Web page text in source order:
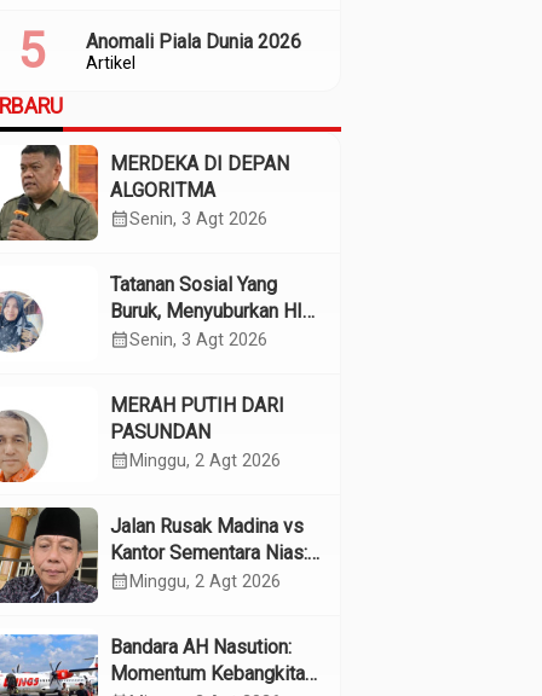
Artikel
Anomali Piala Dunia 2026
MERDEKA DI DEPAN
ALGORITMA
calendar_monthSenin, 3 Agt 2026
Tatanan Sosial Yang
Buruk, Menyuburkan HIV
Pada Remaja
calendar_monthSenin, 3 Agt 2026
MERAH PUTIH DARI
PASUNDAN
calendar_month Minggu, 2 Agt 2026
Jalan Rusak Madina vs
Kantor Sementara Nias:
Kebijakan Pilih Kasih
calendar_month Minggu, 2 Agt 2026
Bandara AH Nasution:
Momentum Kebangkitan